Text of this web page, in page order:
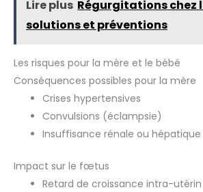
Lire plus Régurgitations chez
solutions et préventions
Les risques pour la mère et le bébé
Conséquences possibles pour la mère
Crises hypertensives
Convulsions (éclampsie)
Insuffisance rénale ou hépatique
Impact sur le fœtus
Retard de croissance intra-utérin